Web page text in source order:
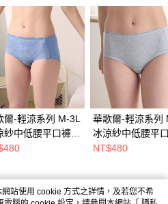
爾-輕涼系列 M-3L
紗中低腰平口褲
峽灣藍)
華歌爾-輕涼系列
冰涼紗中低腰平
(淺淡霧綠)
NT$480